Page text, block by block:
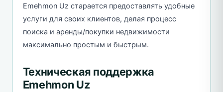
Emehmon Uz старается предоставлять удобные
услуги для своих клиентов, делая процесс
поиска и аренды/покупки недвижимости
максимально простым и быстрым.
Техническая поддержка
Emehmon Uz